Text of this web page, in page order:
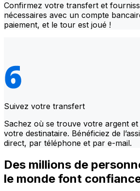
Confirmez votre transfert et
nécessaires avec un compte
paiement, et le tour est joué !
Suivez votre transfert
Sachez où se trouve votre argent et
votre destinataire. Bénéficiez de
direct, par téléphone et par e-mail.
Des millions de
le monde font